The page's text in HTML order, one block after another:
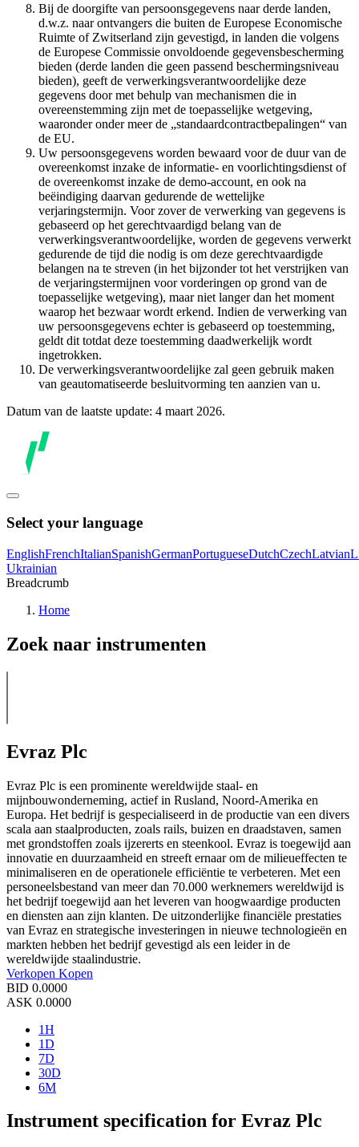
Bij de doorgifte van persoonsgegevens naar derde landen,
d.w.z. naar ontvangers die buiten de Europese Economische
Ruimte of Zwitserland zijn gevestigd, in landen die volgens
de Europese Commissie onvoldoende gegevensbescherming
bieden (derde landen die geen passend beschermingsniveau
bieden), geeft de verwerkingsverantwoordelijke deze
gegevens door met behulp van mechanismen die in
overeenstemming zijn met de toepasselijke wetgeving,
waaronder onder meer de „standaardcontractbepalingen“ van
de EU.
Uw persoonsgegevens worden bewaard voor de duur van de
overeenkomst inzake de informatie- en voorlichtingsdienst of
de overeenkomst inzake de demo-account, en ook na
beëindiging daarvan gedurende de wettelijke
verjaringstermijn. Voor zover de verwerking van gegevens is
gebaseerd op het gerechtvaardigd belang van de
verwerkingsverantwoordelijke, worden de gegevens verwerkt
gedurende de tijd die nodig is om deze gerechtvaardigde
belangen na te streven (in het bijzonder tot het verstrijken van
de verjaringstermijnen voor vorderingen op grond van de
toepasselijke wetgeving), maar niet langer dan het moment
waarop het bezwaar wordt erkend. Indien de verwerking van
uw persoonsgegevens echter is gebaseerd op toestemming,
geldt dit totdat deze toestemming daadwerkelijk wordt
ingetrokken.
De verwerkingsverantwoordelijke zal geen gebruik maken
van geautomatiseerde besluitvorming ten aanzien van u.
Datum van de laatste update: 4 maart 2026.
Select your language
EnglishFrenchItalianSpanishGermanPortugueseDutchCzechLatvian
Ukrainian
Breadcrumb
Home
Zoek naar instrumenten
Evraz Plc
Evraz Plc is een prominente wereldwijde staal- en
mijnbouwonderneming, actief in Rusland, Noord-Amerika en
Europa. Het bedrijf is gespecialiseerd in de productie van een divers
scala aan staalproducten, zoals rails, buizen en draadstaven, samen
met grondstoffen zoals ijzererts en steenkool. Evraz is toegewijd aan
innovatie en duurzaamheid en streeft ernaar om de milieueffecten te
minimaliseren en de operationele efficiëntie te verbeteren. Met een
personeelsbestand van meer dan 70.000 werknemers wereldwijd is
het bedrijf toegewijd aan het leveren van hoogwaardige producten
en diensten aan zijn klanten. De uitzonderlijke financiële prestaties
van Evraz en strategische investeringen in nieuwe technologieën en
markten hebben het bedrijf gevestigd als een leider in de
wereldwijde staalindustrie.
Verkopen Kopen
BID 0.0000
ASK 0.0000
1H
1D
7D
30D
6M
Instrument specification for Evraz Plc